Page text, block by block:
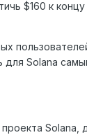
$160 к
для Solana
Solana,